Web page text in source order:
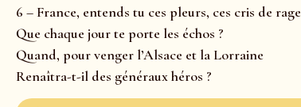
6 – France, entends tu ces pleurs, ces cris de rage
Que chaque jour te porte les échos ?
Quand, pour venger l’Alsace et la Lorraine
Renaîtra-t-il des généraux héros ?